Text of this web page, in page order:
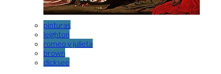
pinturas
leighton
romeo y julieta
brown
dicksee